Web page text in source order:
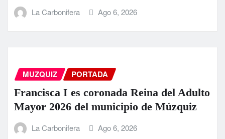
La Carbonifera Ago 6, 2026
MUZQUIZ PORTADA
Francisca I es coronada Reina del Adulto
Mayor 2026 del municipio de Múzquiz
La Carbonifera Ago 6, 2026